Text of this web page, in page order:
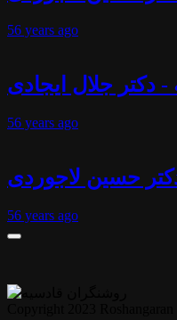
56 years ago
- دکتر جلال ایجادی
56 years ago
حسین لاجوردی
56 years ago